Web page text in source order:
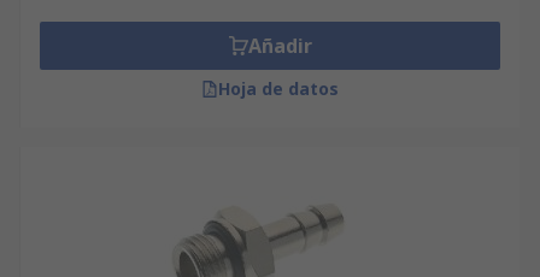
Añadir
Hoja de datos